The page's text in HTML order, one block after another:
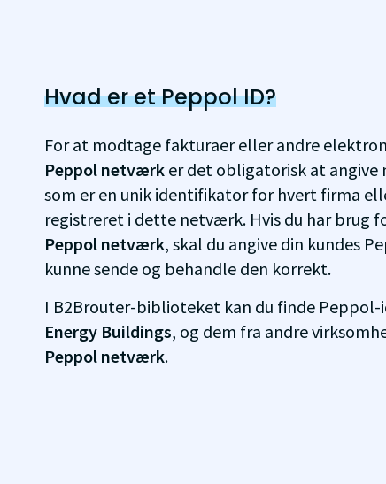
Hvad er et Peppol ID?
For at modtage fakturaer eller andre
Peppol netværk er det obligatorisk at angive
som er en unik identifikator for hvert firma
registreret i dette netværk. Hvis du har brug
Peppol netværk, skal du angive din kundes
kunne sende og behandle den korrekt.
I B2Brouter-biblioteket kan du finde
Energy Buildings, og dem fra andre
Peppol netværk.